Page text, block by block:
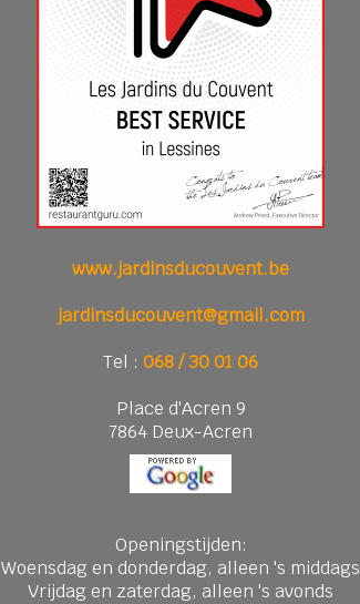
www.jardinsducouvent.be
jardinsducouvent@gmail.com
Tel : 068 / 30 01 06
Place d'Acren 9
7864 Deux-Acren
Openingstijden:
Woensdag en donderdag, alleen 's middags
Vrijdag en zaterdag, alleen 's avonds